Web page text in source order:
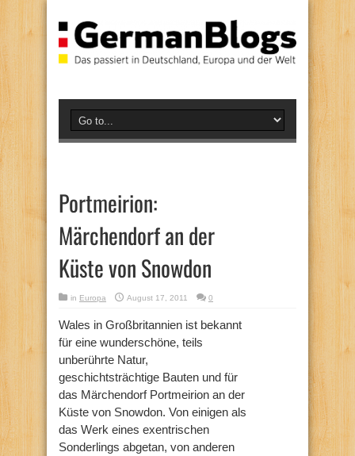
Portmeirion:
Märchendorf an der
Küste von Snowdon
in Europa August 17, 2011 0
Wales in Großbritannien ist bekannt
für eine wunderschöne, teils
unberührte Natur,
geschichtsträchtige Bauten und für
das Märchendorf Portmeirion an der
Küste von Snowdon. Von einigen als
das Werk eines exentrischen
Sonderlings abgetan, von anderen